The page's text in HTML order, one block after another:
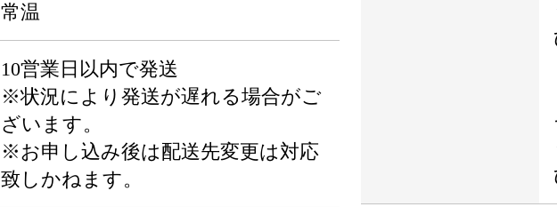
常温
10営業日以内で発送
※状況により発送が遅れる場合がご
ざいます。
※お申し込み後は配送先変更は対応
致しかねます。